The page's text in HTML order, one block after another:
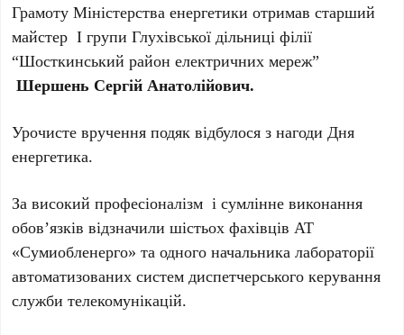
Грамоту Міністерства енергетики отримав старший
майстер І групи Глухівської дільниці філії
“Шосткинський район електричних мереж”
Шершень Сергій Анатолійович.
Урочисте вручення подяк відбулося з нагоди Дня
енергетика.
За високий професіоналізм і сумлінне виконання
обов’язків відзначили шістьох фахівців АТ
«Сумиобленерго» та одного начальника лабораторії
автоматизованих систем диспетчерського керування
служби телекомунікацій.